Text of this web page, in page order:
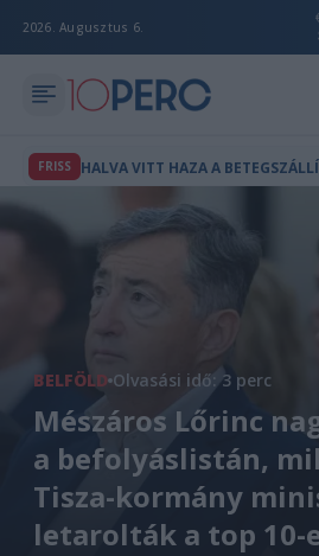
2026. Augusztus 6.
FRISS
BELFÖLD Olvasási idő: 3 perc
Mészáros Lőrinc
a befolyáslistán,
Tisza-kormány
letarolták a top 10-